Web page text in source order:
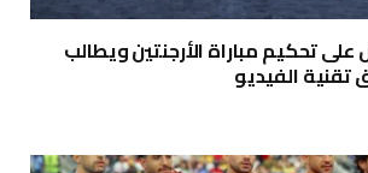
على تحكيم مباراة الأرجنتين ويطالب
تقنية الفيديو